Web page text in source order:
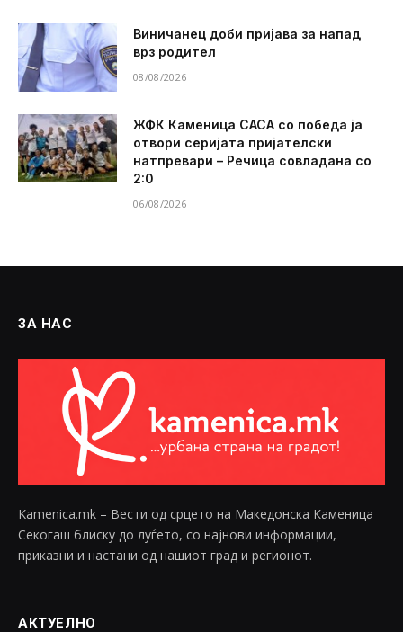
Виничанец доби пријава за напад
врз родител
08/08/2026
ЖФК Каменица САСА со победа ја
отвори серијата пријателски
натпревари – Речица совладана со
2:0
06/08/2026
ЗА НАС
Kamenica.mk – Вести од срцето на Македонска Каменица
Секогаш блиску до луѓето, со најнови информации,
приказни и настани од нашиот град и регионот.
АКТУЕЛНО